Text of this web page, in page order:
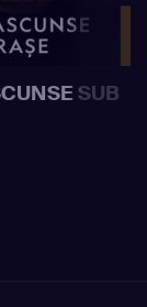
SUB